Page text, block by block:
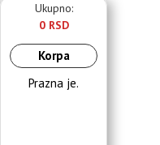
Ukupno:
0 RSD
Korpa
Prazna je.